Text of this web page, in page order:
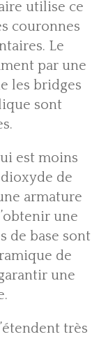
utilise ce
couronnes
. Le
par une
les bridges
sont
est moins
de
armature
une
de base sont
de
une
très